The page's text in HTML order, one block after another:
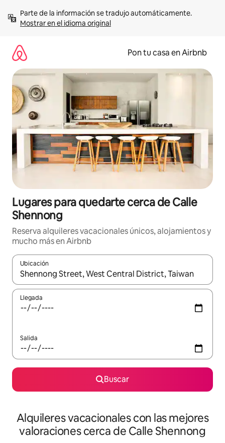
contenidoMostrar en el idioma original
Pon tu casa en Airbnb
Lugares para quedarte cerca de Calle
Shennong
Reserva alquileres vacacionales únicos, alojamientos y
mucho más en Airbnb
Ubicación
Cuando los resultados estén disponibles, navega con las
Llegada
Salida
Buscar
Alquileres vacacionales con las mejores
valoraciones cerca de Calle Shennong